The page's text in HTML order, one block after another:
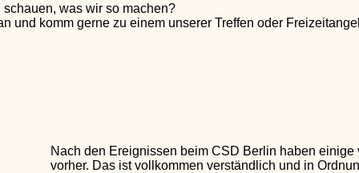
was wir so machen?
und komm gerne zu einem unserer Treffen oder
Nach den Ereignissen beim CSD Berlin haben einige
vorher. Das ist vollkommen verständlich und in